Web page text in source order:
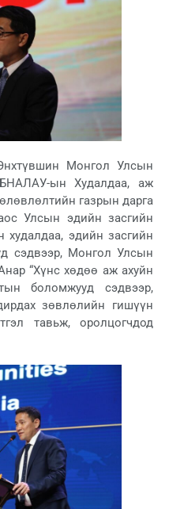
Монгол Улсын
ын Худалдаа, аж
газрын дарга
Улсын эдийн засгийн
эдийн засгийн
сэдвээр, Монгол Улсын
“Хүнс хөдөө аж ахуйн
боломжууд сэдвээр,
зөвлөлийн гишүүн
тавьж, оролцогчдод